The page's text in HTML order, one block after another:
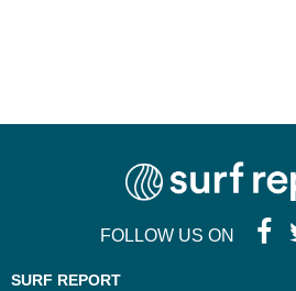
FOLLOW US ON
SURF REPORT